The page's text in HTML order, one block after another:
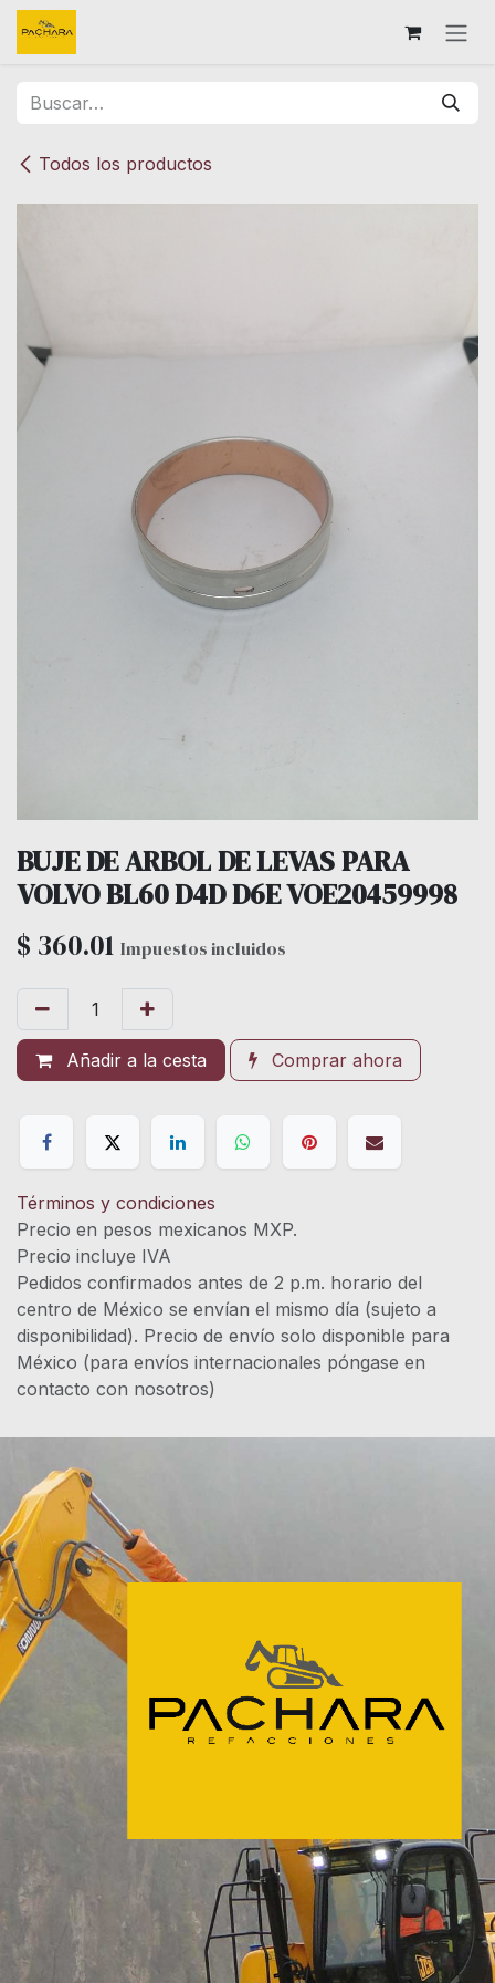
Ir al contenido
Todos los productos
BUJE DE ARBOL DE LEVAS PARA
VOLVO BL60 D4D D6E VOE20459998
$ 360.01 Impuestos incluidos
Añadir a la cesta Comprar ahora
Términos y condiciones
Precio en pesos mexicanos MXP.
Precio incluye IVA
Pedidos confirmados antes de 2 p.m. horario del
centro de México se envían el mismo día (sujeto a
disponibilidad). Precio de envío solo disponible para
México (para envíos internacionales póngase en
contacto con nosotros)